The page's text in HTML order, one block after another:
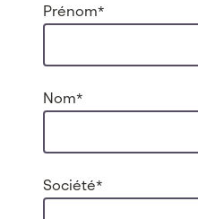
Prénom*
Nom*
Société*